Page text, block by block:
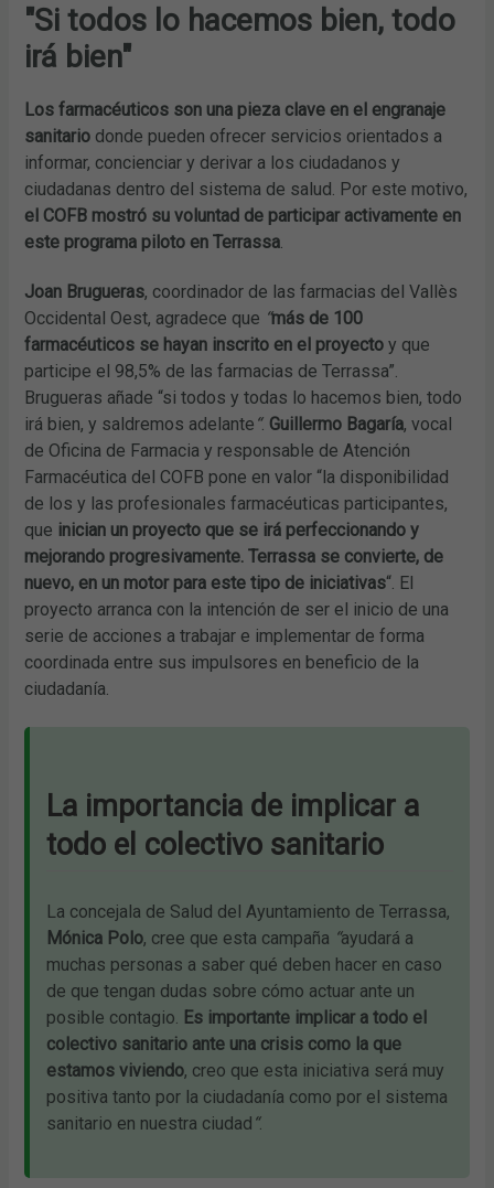
"Si todos lo hacemos bien, todo
irá bien"
Los farmacéuticos son una pieza clave en el engranaje
sanitario donde pueden ofrecer servicios orientados a
informar, concienciar y derivar a los ciudadanos y
ciudadanas dentro del sistema de salud. Por este motivo,
el COFB mostró su voluntad de participar activamente en
este programa piloto en Terrassa
Joan Brugueras, coordinador de las farmacias del Vallès
Occidental Oest, agradece que “más de 100
farmacéuticos se hayan inscrito en el proyecto y que
participe el 98,5% de las farmacias de Terrassa”.
Brugueras añade “si todos y todas lo hacemos bien, todo
irá bien, y saldremos adelante “. Guillermo Bagaría, vocal
de Oficina de Farmacia y responsable de Atención
Farmacéutica del COFB pone en valor “la disponibilidad
de los y las profesionales farmacéuticas participantes,
que inician un proyecto que se irá perfeccionando y
mejorando progresivamente. Terrassa se convierte, de
nuevo, en un motor para este tipo de iniciativas“. El
proyecto arranca con la intención de ser el inicio de una
serie de acciones a trabajar e implementar de forma
coordinada entre sus impulsores en beneficio de la
ciudadanía.
La importancia de implicar a
todo el colectivo sanitario
La concejala de Salud del Ayuntamiento de Terrassa,
Mónica Polo, cree que esta campaña “ayudará a
muchas personas a saber qué deben hacer en caso
de que tengan dudas sobre cómo actuar ante un
posible contagio. Es importante implicar a todo el
colectivo sanitario ante una crisis como la que
estamos viviendo, creo que esta iniciativa será muy
positiva tanto por la ciudadanía como por el sistema
sanitario en nuestra ciudad “.